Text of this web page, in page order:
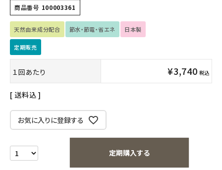
インナー・下着・ナイトウェア
キッズ・ベビー・マタニティ
キッチン用品
フード・ドリンク
定期購入
オリジナルブランド
商品番号 100003361
天然由来成分配合 節水・節電・省エネ 日本製
定期販売
１回あたり ¥3,740 税込
送料込
お気に入りに登録する
定期購入する